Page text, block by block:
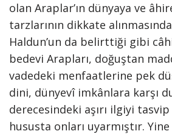
olan Araplar’ın dünyaya ve
tarzlarının dikkate
Haldun’un da belirttiği gibi
bedevi Arapları, doğuştan
vadedeki menfaatlerine pek
dini, dünyevî imkânlara karşı
derecesindeki aşırı ilgiyi
hususta onları uyarmıştır.